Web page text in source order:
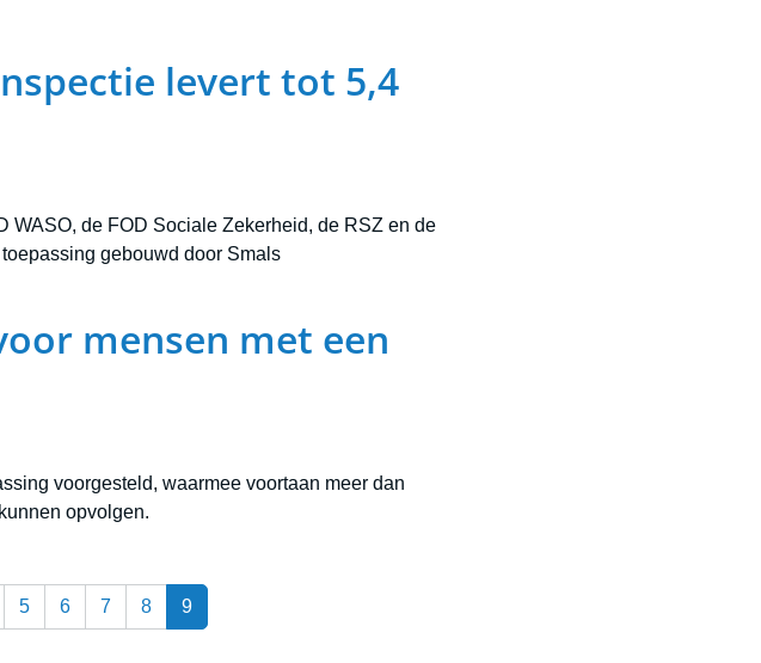
levert tot 5,4
WASO, de FOD Sociale Zekerheid, de RSZ en de
gebouwd door Smals
mensen met een
voorgesteld, waarmee voortaan meer dan
opvolgen.
5 6 7 8 9